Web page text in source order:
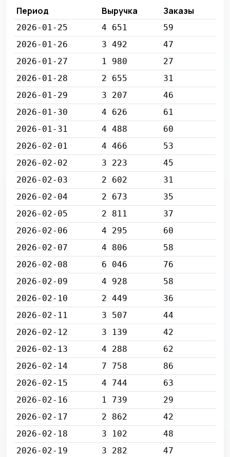
Период Выручка Заказы
2026-01-25 4 651
59
2026-01-26
3 492
47
2026-01-27
1 980
27
2026-01-28
2 655
31
2026-01-29
3 207
46
2026-01-30
4 626
61
2026-01-31
4 488
60
2026-02-01
4 466
53
2026-02-02
3 223
45
2026-02-03
2 602
31
2026-02-04
2 673
35
2026-02-05
2 811
37
2026-02-06
4 295
60
2026-02-07
4 806
58
2026-02-08
6 046
76
2026-02-09
4 928
58
2026-02-10
2 449
36
2026-02-11
3 507
44
2026-02-12
3 139
42
2026-02-13
4 288
62
2026-02-14
7 758
86
2026-02-15
4 744
63
2026-02-16
1 739
29
2026-02-17
2 862
42
2026-02-18
3 102
48
2026-02-19
3 282
47